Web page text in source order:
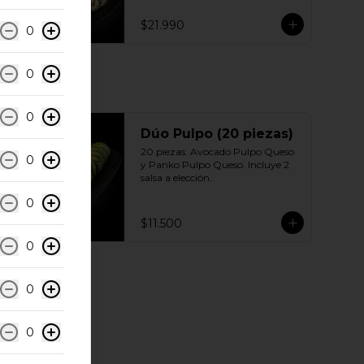
cebollín 10 | Ciboulette - Pollo,
queso crema, cebollín 10 | Panko -
$21.990
Dúo Pulpo (20 piezas)
20 piezas: Avocado Pulpo Queso
y Panko Pulpo Queso. Incluye 2
salsa a elección.
$11.500
0
0
0
0
0
0
0
0